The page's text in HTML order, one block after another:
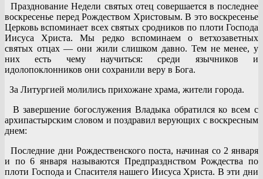
Празднование Недели святых отец совершается в последнее
воскресенье перед Рождеством Христовым. В это воскресенье
Церковь вспоминает всех святых сродников по плоти Господа
Иисуса Христа. Мы редко вспоминаем о ветхозаветных
святых отцах — они жили слишком давно. Тем не менее, у
них есть чему научиться: среди язычников и
идолопоклонников они сохранили веру в Бога.
За Литургией молились прихожане храма, жители города.
В завершение богослужения Владыка обратился ко всем с
архипастырским словом и поздравил верующих с воскресным
днем:
Последние дни Рождественского поста, начиная со 2 января
и по 6 января называются Предпразднством Рождества по
плоти Господа и Спасителя нашего Иисуса Христа. В эти дни